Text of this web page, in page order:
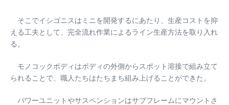
そこでイシゴニスはミニを開発するにあたり、生産コストを抑
える工夫として、完全流れ作業によるライン生産方法を取り入れ
る。
モノコックボディはボディの外側からスポット溶接で組み立て
られることで、職人たちはたちまち組み上げることができた。
パワーユニットやサスペンションはサブフレームにマウントさ